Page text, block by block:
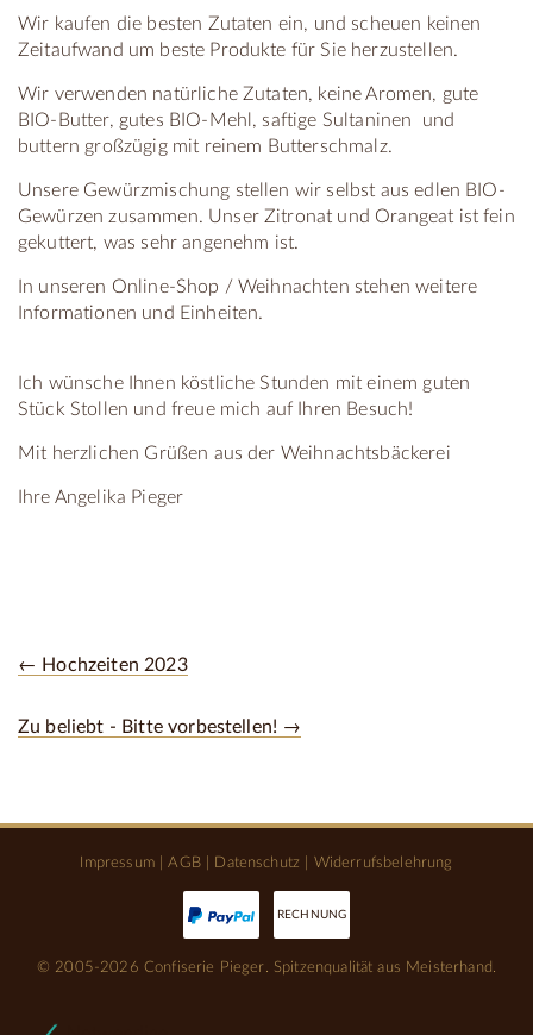
Wir kaufen die besten Zutaten ein, und scheuen keinen
Zeitaufwand um beste Produkte für Sie herzustellen.
Wir verwenden natürliche Zutaten, keine Aromen, gute
BIO-Butter, gutes BIO-Mehl, saftige Sultaninen und
buttern großzügig mit reinem Butterschmalz.
Unsere Gewürzmischung stellen wir selbst aus edlen BIO-
Gewürzen zusammen. Unser Zitronat und Orangeat ist fein
gekuttert, was sehr angenehm ist.
In unseren Online-Shop / Weihnachten stehen weitere
Informationen und Einheiten.
Ich wünsche Ihnen köstliche Stunden mit einem guten
Stück Stollen und freue mich auf Ihren Besuch!
Mit herzlichen Grüßen aus der Weihnachtsbäckerei
Ihre Angelika Pieger
← Hochzeiten 2023
Zu beliebt - Bitte vorbestellen! →
Impressum|AGB| Datenschutz Widerrufsbelehrung
RECHNUNG
© 2005-2026 Confiserie Pieger. Spitzenqualität aus Meisterhand.